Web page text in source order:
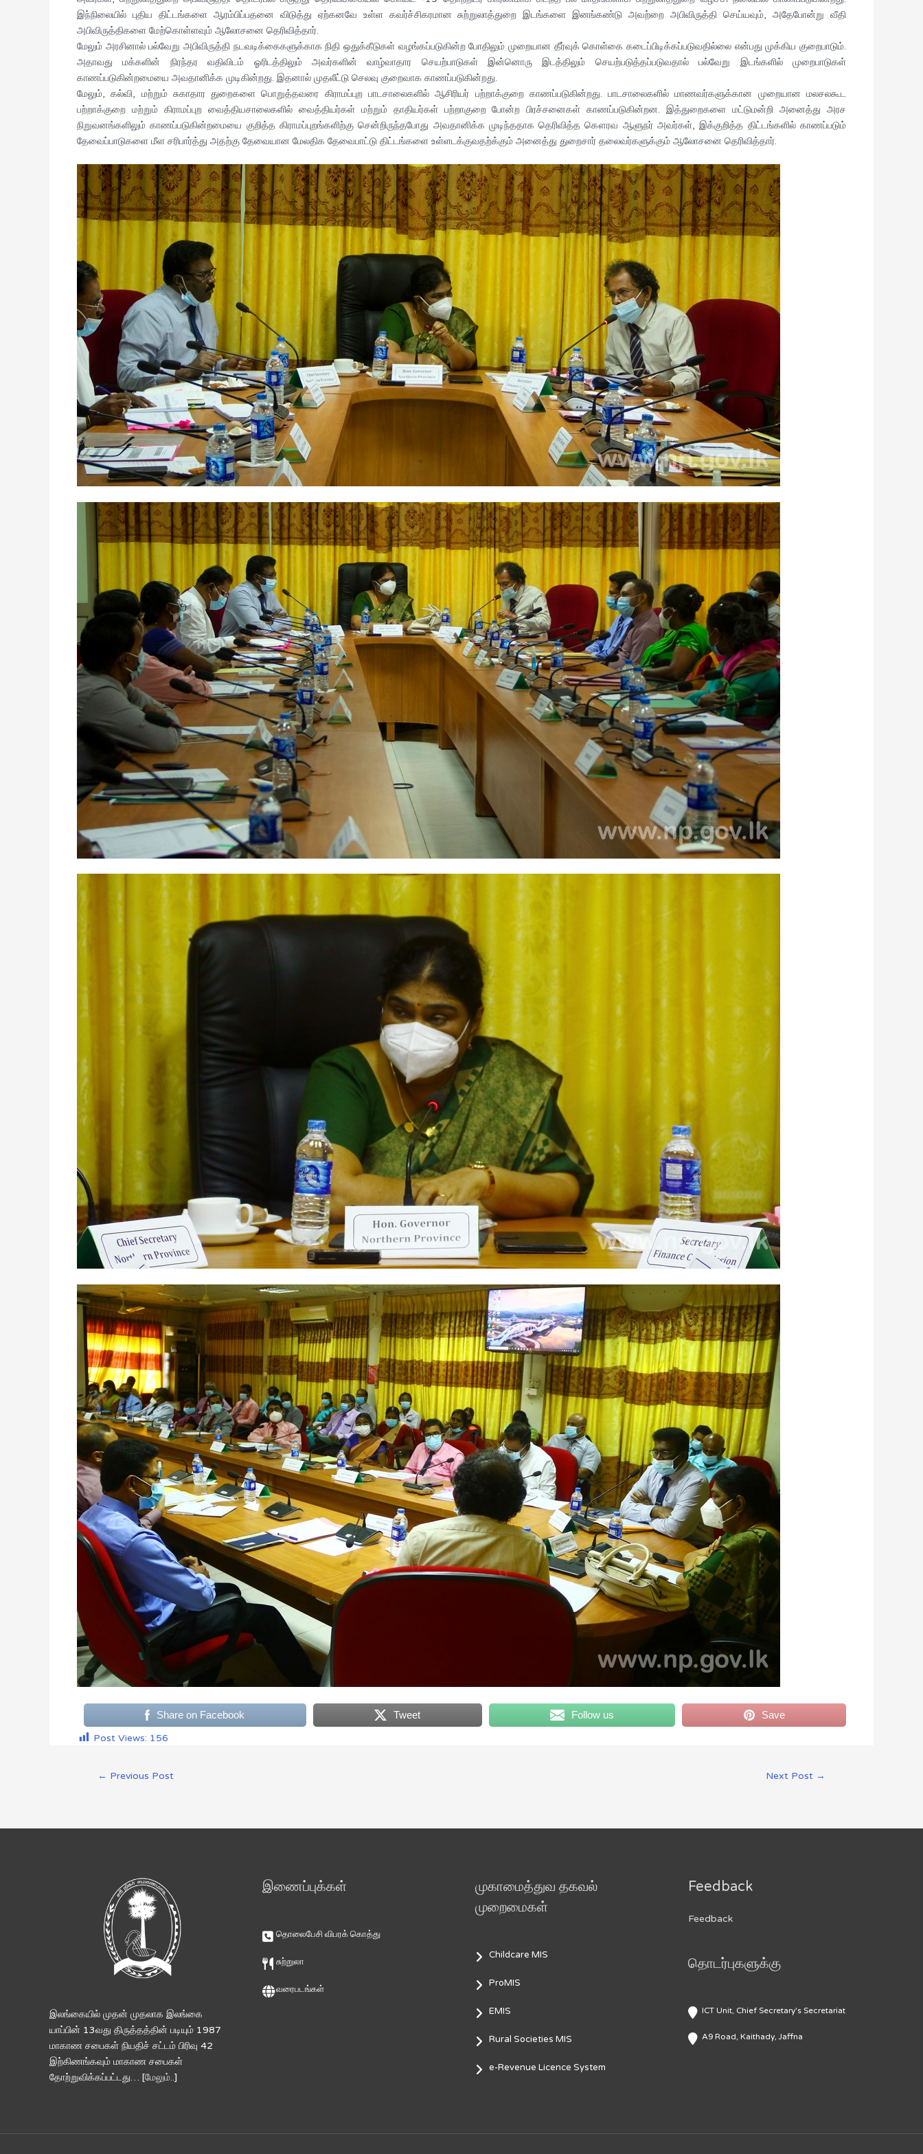
இந்நிலையில் புதிய திட்டங்களை ஆரம்பிப்பதனை விடுத்து ஏற்கனவே உள்ள கவர்ச்சிகரமான சுற்றுலாத்துறை இடங்களை இனங்கண்டு அவற்றை அபிவிருத்தி செய்யவும், அதேபோன்று வீதி
அபிவிருத்திகளை மேற்கொள்ளவும் ஆலோசனை தெரிவித்தார்.
மேலும் அரசினால் பல்வேறு அபிவிருத்தி நடவடிக்கைகளுக்காக நிதி ஒதுக்கீடுகள் வழங்கப்படுகின்ற போதிலும் முறையான தீர்வுக் கொள்கை கடைப்பிடிக்கப்படுவதில்லை என்பது முக்கிய குறைபாடும்.
அதாவது மக்களின் நிரந்தர வதிவிடம் ஓரிடத்திலும் அவர்களின் வாழ்வாதார செயற்பாடுகள் இன்னொரு இடத்திலும் செயற்படுத்தப்படுவதால் பல்வேறு இடங்களில் முறைபாடுகள்
காணப்படுகின்றமையை அவதானிக்க முடிகின்றது. இதனால் முதலீட்டு செலவு குறைவாக காணப்படுகின்றது.
மேலும், கல்வி, மற்றும் சுகாதார துறைகளை பொறுத்தவரை கிராமப்புற பாடசாலைகளில் ஆசிரியர் பற்றாக்குறை காணப்படுகின்றது. பாடசாலைகளில் மாணவர்களுக்கான முறையான மலசலகூட
பற்றாக்குறை மற்றும் கிராமப்புற வைத்தியசாலைகளில் வைத்தியர்கள் மற்றும் தாதியர்கள் பற்றாகுறை போன்ற பிரச்சனைகள் காணப்படுகின்றன. இத்துறைகளை மட்டுமன்றி அனைத்து அரச
நிறுவனங்களிலும் காணப்படுகின்றமையை குறித்த கிராமப்புறங்களிற்கு சென்றிருந்தபோது அவதானிக்க முடிந்ததாக தெரிவித்த கௌரவ ஆளுநர் அவர்கள், இக்குறித்த திட்டங்களில் காணப்படும்
தேவைப்பாடுகளை மீள சரிபார்த்து அதற்கு தேவையான மேலதிக தேவைபாட்டு திட்டங்களை உள்ளடக்குவதற்க்கும் அனைத்து துறைசார் தலைவர்களுக்கும் ஆலோசனை தெரிவித்தார்.
Share on Facebook Tweet Follow us
Save
Post Views: 156
← Previous Post Next Post →
இலங்கையில் முதன் முதலாக இலங்கை
யாப்பின் 13வது திருத்தத்தின் படியும் 1987
மாகாண சபைகள் நியதிச் சட்டம் பிரிவு 42
இற்கிணங்கவும் மாகாண சபைகள்
தோற்றுவிக்கப்பட்டது… [மேலும்..]
இணைப்புக்கள்
தொலைபேசி விபரக் கொத்து
சுற்றுலா
வரைபடங்கள்
முகாமைத்துவ தகவல்
முறைமைகள்
Childcare MIS
ProMIS
EMIS
Rural Societies MIS
e-Revenue Licence System
Feedback
Feedback
தொடர்புகளுக்கு
ICT Unit, Chief Secretary's Secretariat
A9 Road, Kaithady, Jaffna